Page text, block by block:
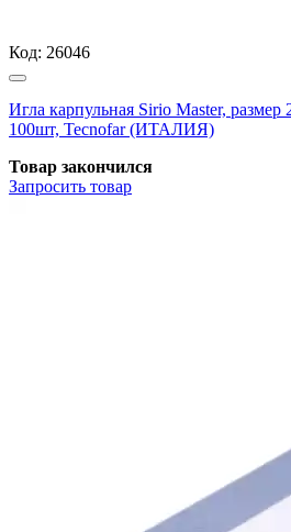
Код: 26046
Игла карпульная Sirio Master,
100шт, Tecnofar (ИТАЛИЯ)
Товар закончился
Запросить товар